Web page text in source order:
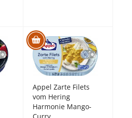
Appel Zarte Filets
vom Hering
Harmonie Mango-
Curry